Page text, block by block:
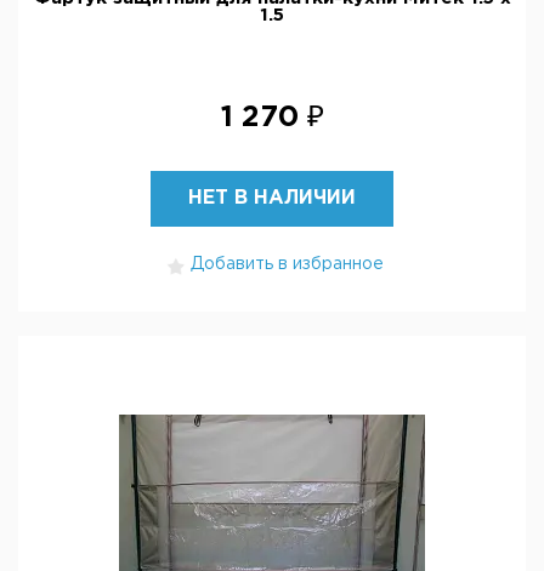
1.5
1 270 ₽
НЕТ В НАЛИЧИИ
Добавить в избранное